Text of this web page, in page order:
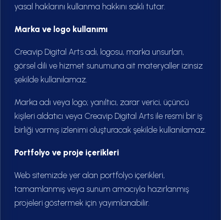
yasal haklarını kullanma hakkını saklı tutar.
Marka ve logo kullanımı
Creavip Digital Arts adı, logosu, marka unsurları,
görsel dili ve hizmet sunumuna ait materyaller izinsiz
şekilde kullanılamaz.
Marka adı veya logo; yanıltıcı, zarar verici, üçüncü
kişileri aldatıcı veya Creavip Digital Arts ile resmi bir iş
birliği varmış izlenimi oluşturacak şekilde kullanılamaz.
Portfolyo ve proje içerikleri
Web sitemizde yer alan portfolyo içerikleri,
tamamlanmış veya sunum amacıyla hazırlanmış
projeleri göstermek için yayımlanabilir.